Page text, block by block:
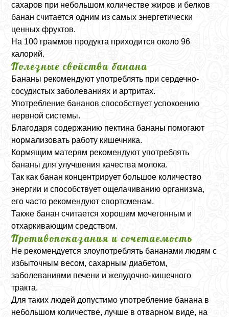
сахаров при небольшом количестве жиров и белков
банан считается одним из самых энергетически
ценных фруктов.
На 100 граммов продукта приходится около 96
калорий.
Полезные свойства банана
Бананы рекомендуют употреблять при сердечно-
сосудистых заболеваниях и артритах.
Употребление бананов способствует успокоению
нервной системы.
Благодаря содержанию пектина бананы помогают
нормализовать работу кишечника.
Кормящим матерям рекомендуют употреблять
бананы для улучшения качества молока.
Так как банан концентрирует большое количество
энергии и способствует ощелачиванию организма,
его часто рекомендуют спортсменам.
Также банан считается хорошим мочегонным и
отхаркивающим средством.
Противопоказания и сочетаемость
Не рекомендуется злоупотреблять бананами людям с
избыточным весом, сахарным диабетом,
заболеваниями печени и желудочно-кишечного
тракта.
Для таких людей допустимо употребление банана в
небольшом количестве, лучше в отварном виде, на